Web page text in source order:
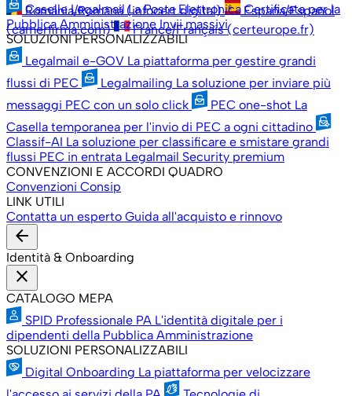
România/Română (infocert.digital)
España/Español
(camerfirma.com)
France/Français (certeurope.fr)
Caselle Legalmail La Posta Elettronica Certificata per la
Pubblica Amministrazione Invii massivi
SOLUZIONI PERSONALIZZABILI
Legalmail e-GOV La piattaforma per gestire grandi
flussi di PEC
Legalmailing La soluzione per inviare più
messaggi PEC con un solo click
PEC one-shot La
Casella temporanea per l'invio di PEC a ogni cittadino
Classif-AI La soluzione per classificare e smistare grandi
flussi PEC in entrata Legalmail Security premium
CONVENZIONI E ACCORDI QUADRO
Convenzioni Consip
LINK UTILI
Contatta un esperto Guida all'acquisto e rinnovo
arrow_back
Identità & Onboarding
close
CATALOGO MEPA
SPID Professionale PA L'identità digitale per i
dipendenti della Pubblica Amministrazione
SOLUZIONI PERSONALIZZABILI
Digital Onboarding La piattaforma per velocizzare